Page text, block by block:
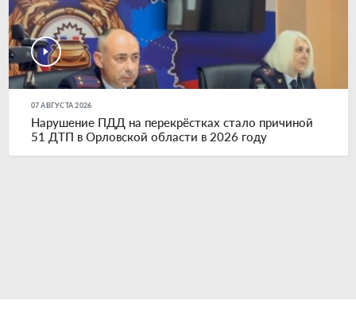
07 АВГУСТА 2026
Нарушение ПДД на перекрёстках стало причиной
51 ДТП в Орловской области в 2026 году